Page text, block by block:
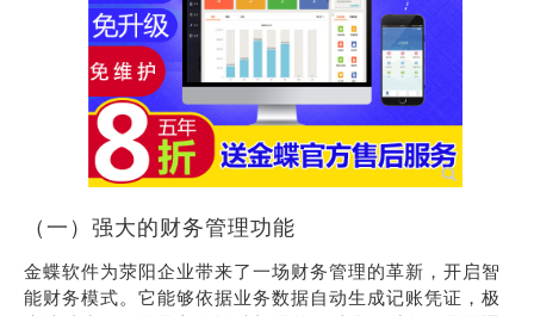
（一）强大的财务管理功能
金蝶软件为荥阳企业带来了一场财务管理的革新，开启智
能财务模式。它能够依据业务数据自动生成记账凭证，极